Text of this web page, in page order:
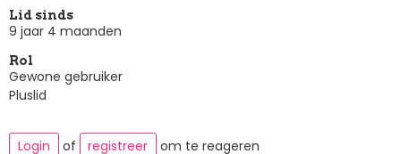
Lid sinds
9 jaar 4 maanden
Rol
Gewone gebruiker
Pluslid
Login of registreer om te reageren